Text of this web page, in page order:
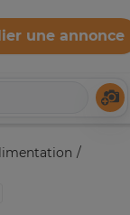
une annonce